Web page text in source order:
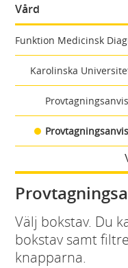
Vård
Funktion Medicinsk
Karolinska
Välj bokstav. Du
bokstav samt
knapparna.